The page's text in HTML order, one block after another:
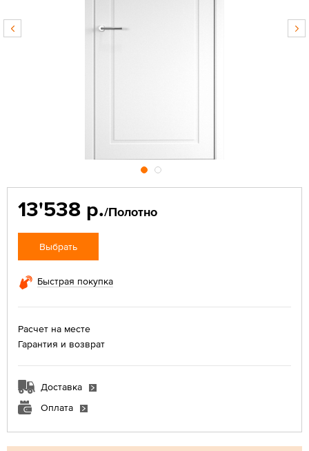
13'538 р./Полотно
Выбрать
Быстрая покупка
Расчет на месте
Гарантия и возврат
Доставка
Оплата